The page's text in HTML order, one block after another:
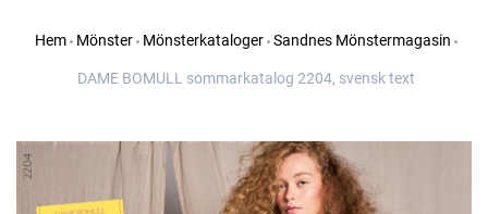
Hem Mönster Mönsterkataloger Sandnes Mönstermagasin
DAME BOMULL sommarkatalog 2204, svensk text